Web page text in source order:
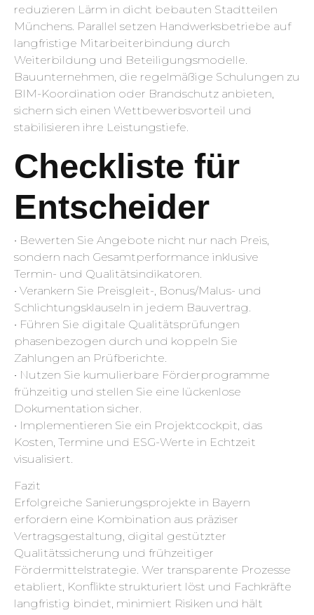
reduzieren Lärm in dicht bebauten Stadtteilen
Münchens. Parallel setzen Handwerksbetriebe auf
langfristige Mitarbeiterbindung durch
Weiterbildung und Beteiligungsmodelle.
Bauunternehmen, die regelmäßige Schulungen zu
BIM-Koordination oder Brandschutz anbieten,
sichern sich einen Wettbewerbsvorteil und
stabilisieren ihre Leistungstiefe.
Checkliste für
Entscheider
• Bewerten Sie Angebote nicht nur nach Preis,
sondern nach Gesamtperformance inklusive
Termin- und Qualitätsindikatoren.
• Verankern Sie Preisgleit-, Bonus/Malus- und
Schlichtungsklauseln in jedem Bauvertrag.
• Führen Sie digitale Qualitätsprüfungen
phasenbezogen durch und koppeln Sie
Zahlungen an Prüfberichte.
• Nutzen Sie kumulierbare Förderprogramme
frühzeitig und stellen Sie eine lückenlose
Dokumentation sicher.
• Implementieren Sie ein Projektcockpit, das
Kosten, Termine und ESG-Werte in Echtzeit
visualisiert.
Fazit
Erfolgreiche Sanierungsprojekte in Bayern
erfordern eine Kombination aus präziser
Vertragsgestaltung, digital gestützter
Qualitätssicherung und frühzeitiger
Fördermittelstrategie. Wer transparente Prozesse
etabliert, Konflikte strukturiert löst und Fachkräfte
langfristig bindet, minimiert Risiken und hält